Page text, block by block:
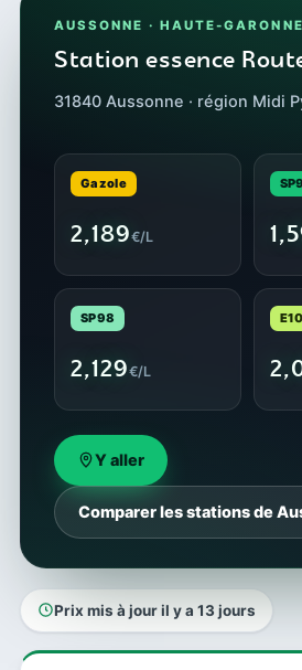
AUSSONNE · HAUTE-GARONNE
Station essence
31840 Aussonne · région Midi
Gazole
2,189€/L
SP98
2,129€/L
E10
Y aller
Comparer les stations de
Prix mis à jour il y a 13 jours